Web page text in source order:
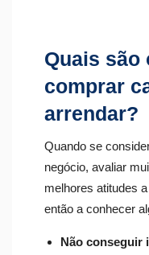
Quais são
comprar
arrendar?
Quando se
negócio, avaliar
melhores atitudes
então a conhecer
Não conseguir